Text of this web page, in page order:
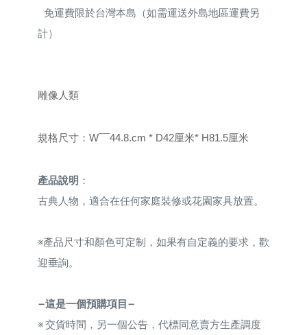
免運費限於台灣本島（如需運送外島地區運費另
計）
雕像人類
規格尺寸 ： W¯¯44.8.cm * D42厘米* H81.5厘米
產品說明 ：
古典人物，適合在任何家庭裝修或花園家具放置。
※產品尺寸和顏色可定制，如果有自定義的要求，歡
迎垂詢。
—這是一個預購項目—
※交貨時間，另一個公告，代標同意賣方生產調度